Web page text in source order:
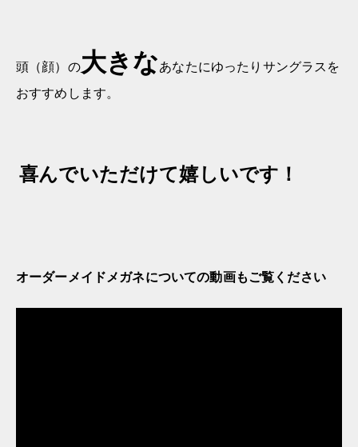
頭（顔）の大きなあなたにゆったりサングラスを
おすすめします。
喜んでいただけて嬉しいです！
オーダーメイドメガネについての動画もご覧ください